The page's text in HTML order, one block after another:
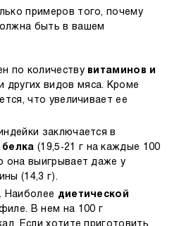
примеров того, почему
быть в вашем
по количеству витаминов и
других видов мяса. Кроме
что увеличивает ее
заключается в
(19,5-21 г на каждые 100
она выигрывает даже у
(14,3 г).
Наиболее диетической
В нем на 100 г
Если хотите приготовить